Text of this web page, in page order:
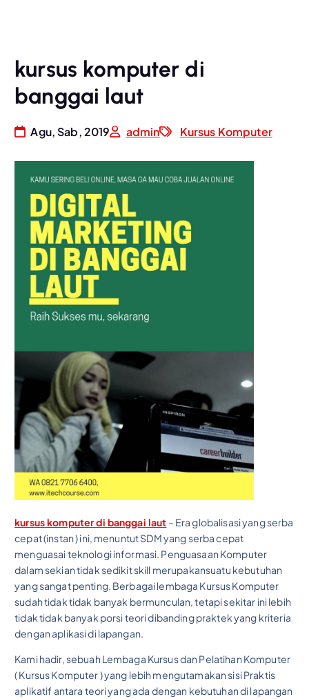
kursus komputer di
banggai laut
Agu, Sab, 2019 admin Kursus Komputer
kursus komputer di banggai laut – Era globalisasi yang serba
cepat (instan ) ini, menuntut SDM yang serba cepat
menguasai teknologi informasi. Penguasaan Komputer
dalam sekian tidak sedikit skill merupakansuatu kebutuhan
yang sangat penting. Berbagai lembaga Kursus Komputer
sudah tidak tidak banyak bermunculan, tetapi sekitar ini lebih
tidak tidak banyak porsi teori dibanding praktek yang kriteria
dengan aplikasi di lapangan.
Kami hadir, sebuah Lembaga Kursus dan Pelatihan Komputer
( Kursus Komputer ) yang lebih mengutamakan sisi Praktis
aplikatif antara teori yang ada dengan kebutuhan di lapangan